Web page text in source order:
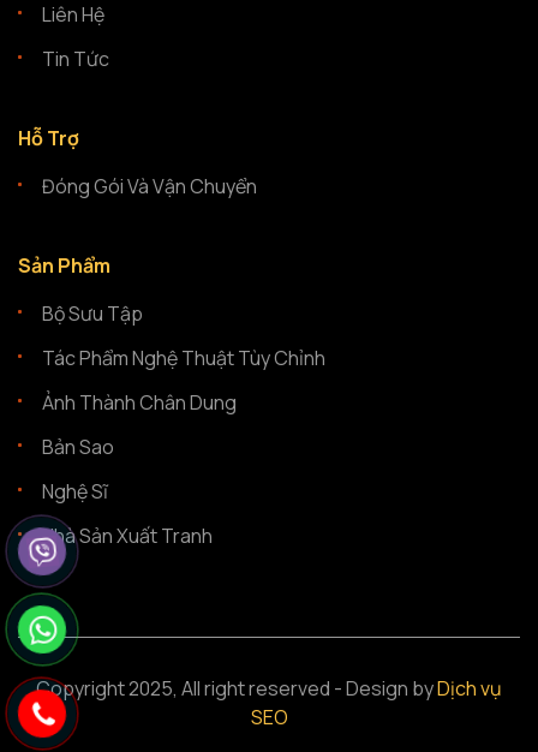
Liên Hệ
Tin Tức
Hỗ Trợ
Đóng Gói Và Vận Chuyển
Sản Phẩm
Bộ Sưu Tập
Tác Phẩm Nghệ Thuật Tùy Chỉnh
Ảnh Thành Chân Dung
Bản Sao
Nghệ Sĩ
Nhà Sản Xuất Tranh
Copyright 2025, All right reserved - Design byDịch vụ
SEO